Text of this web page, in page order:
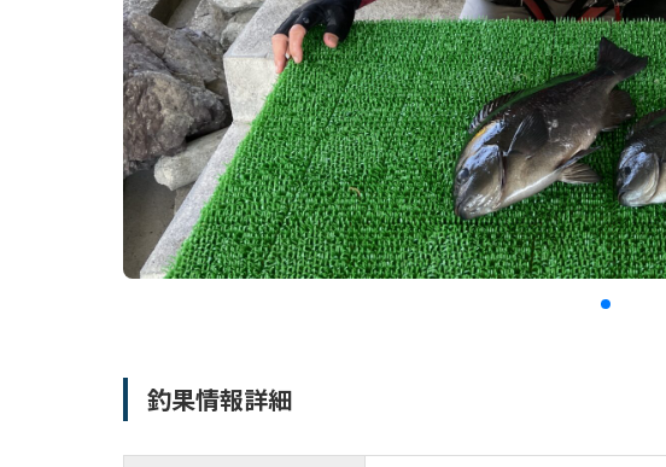
釣果情報詳細